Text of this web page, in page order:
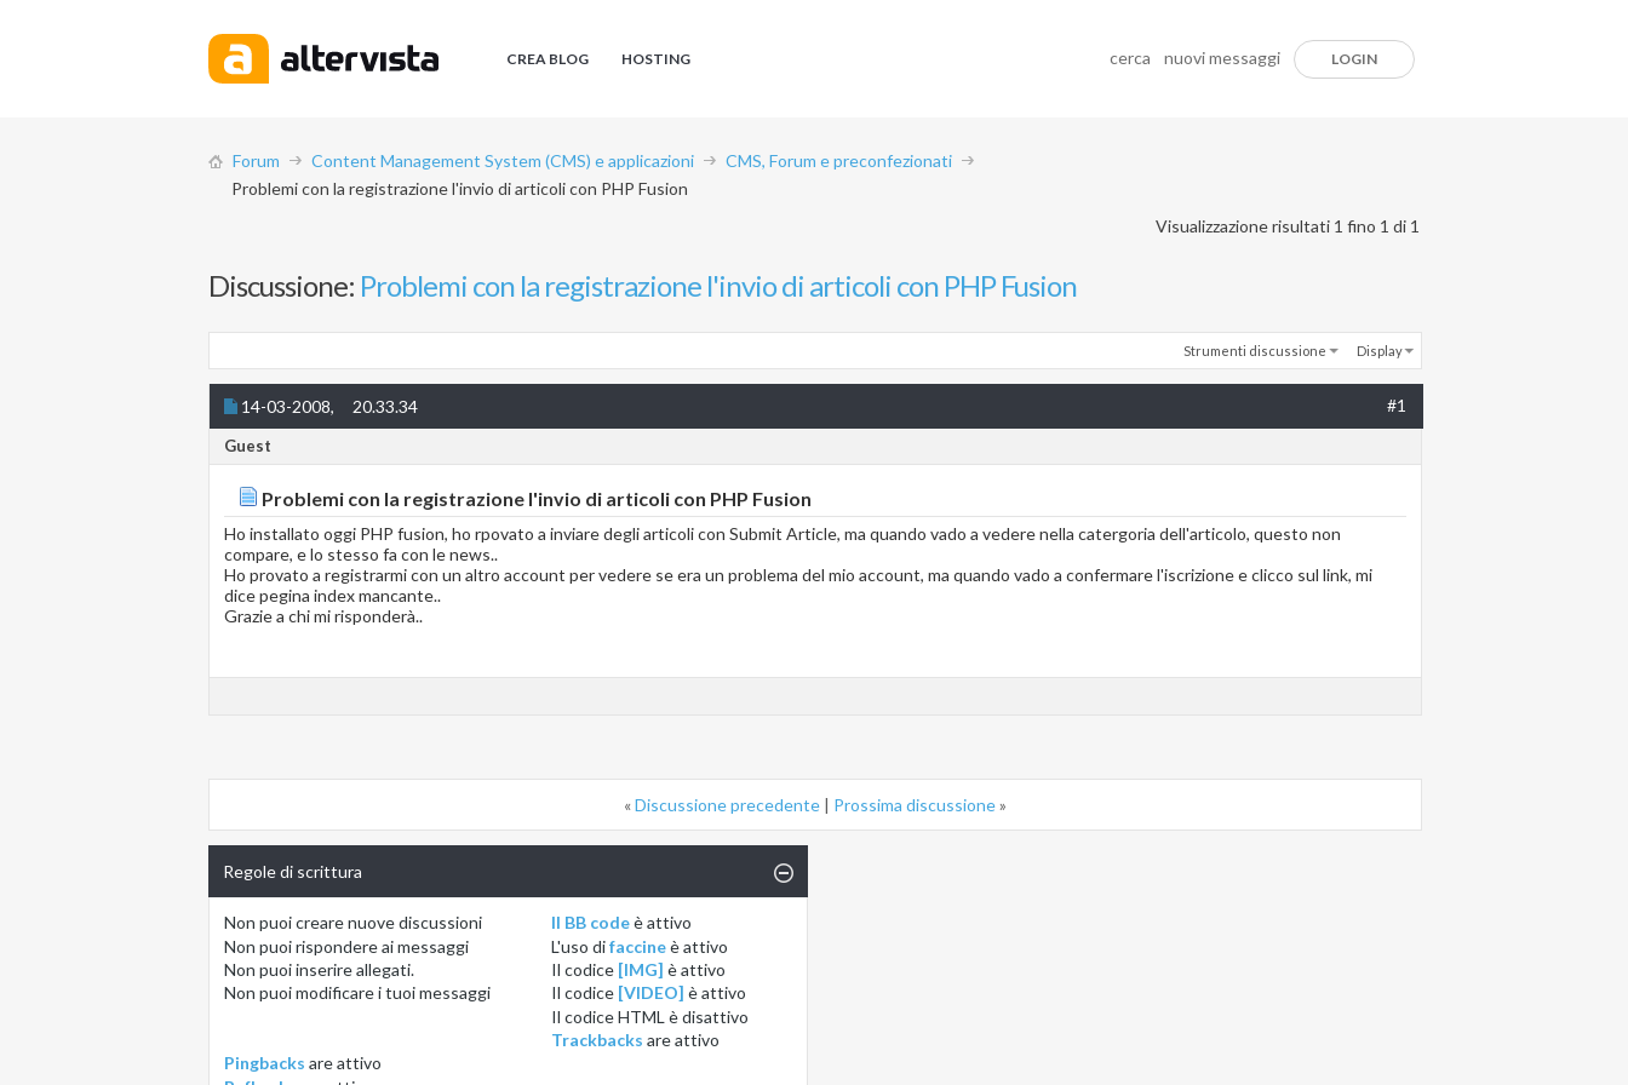
CREA BLOG HOSTING cerca nuovi messaggi LOGIN
Forum Content Management System (CMS) e applicazioni
CMS, Forum e preconfezionati
Problemi con la registrazione l'invio di articoli con PHP Fusion
Visualizzazione risultati 1 fino 1 di 1
Discussione: Problemi con la registrazione l'invio di articoli con PHP Fusion
Strumenti discussione Display
14-03-2008, 20.33.34 #1
Guest
Problemi con la registrazione l'invio di articoli con PHP Fusion
Ho installato oggi PHP fusion, ho rpovato a inviare degli articoli con Submit Article, ma quando vado a vedere nella catergoria dell'articolo, questo non
compare, e lo stesso fa con le news..
Ho provato a registrarmi con un altro account per vedere se era un problema del mio account, ma quando vado a confermare l'iscrizione e clicco sul link, mi
dice pegina index mancante..
Grazie a chi mi risponderà..
«Discussione precedente | Prossima discussione»
Regole di scrittura
Non puoicreare nuove discussioni
Non puoirispondere ai messaggi
Non puoiinserire allegati.
Non puoimodificare i tuoi messaggi
Il BB codeèattivo
L'uso difaccineèattivo
Il codice [IMG] èattivo
Il codice [VIDEO] èattivo
Il codice HTML èdisattivo
Trackbacks areattivo
Pingbacks areattivo